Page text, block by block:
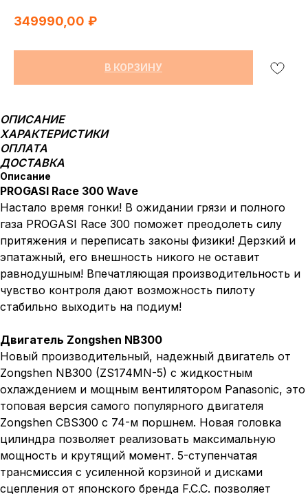
349990,00 ₽
В КОРЗИНУ
ОПИСАНИЕ
ХАРАКТЕРИСТИКИ
ОПЛАТА
ДОСТАВКА
Описание
PROGASI Race 300 Wave
Настало время гонки! В ожидании грязи и полного
газа PROGASI Race 300 поможет преодолеть силу
притяжения и переписать законы физики! Дерзкий и
эпатажный, его внешность никого не оставит
равнодушным! Впечатляющая производительность и
чувство контроля дают возможность пилоту
стабильно выходить на подиум!
Двигатель Zongshen NB300
Новый производительный, надежный двигатель от
Zongshen NB300 (ZS174MN-5) с жидкостным
охлаждением и мощным вентилятором Panasonic, это
топовая версия самого популярного двигателя
Zongshen CBS300 с 74-м поршнем. Новая головка
цилиндра позволяет реализовать максимальную
мощность и крутящий момент. 5-ступенчатая
трансмиссия с усиленной корзиной и дисками
сцепления от японского бренда F.C.C. позволяет